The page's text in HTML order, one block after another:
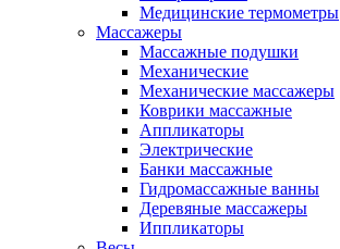
Медицинские термометры
Массажеры
Массажные подушки
Механические
Механические массажеры
Коврики массажные
Аппликаторы
Электрические
Банки массажные
Гидромассажные ванны
Деревяные массажеры
Иппликаторы